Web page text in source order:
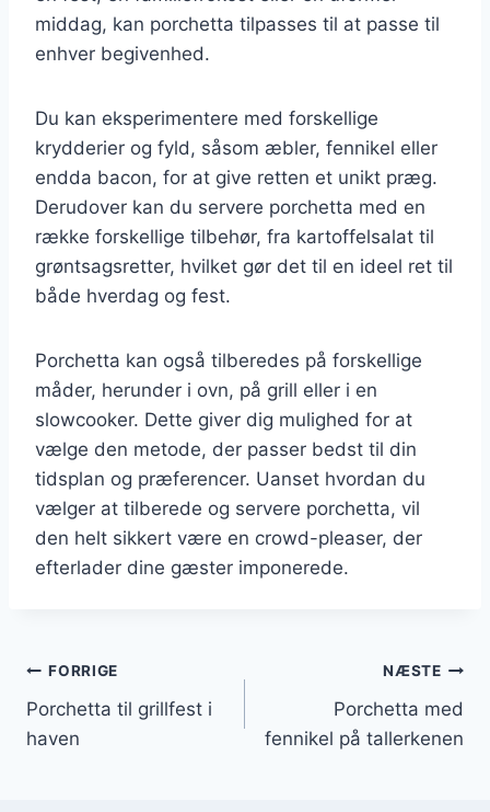
middag, kan porchetta tilpasses til at passe til
enhver begivenhed.
Du kan eksperimentere med forskellige
krydderier og fyld, såsom æbler, fennikel eller
endda bacon, for at give retten et unikt præg.
Derudover kan du servere porchetta med en
række forskellige tilbehør, fra kartoffelsalat til
grøntsagsretter, hvilket gør det til en ideel ret til
både hverdag og fest.
Porchetta kan også tilberedes på forskellige
måder, herunder i ovn, på grill eller i en
slowcooker. Dette giver dig mulighed for at
vælge den metode, der passer bedst til din
tidsplan og præferencer. Uanset hvordan du
vælger at tilberede og servere porchetta, vil
den helt sikkert være en crowd-pleaser, der
efterlader dine gæster imponerede.
Indlægsnavigation
FORRIGE
Porchetta til grillfest i
haven
NÆSTE
Porchetta med
fennikel på tallerkenen